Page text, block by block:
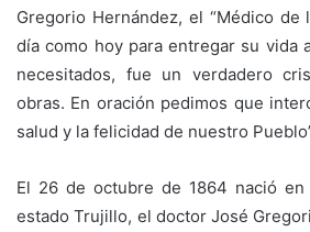
Gregorio Hernández, el “Médico de
día como hoy para entregar su vida
necesitados, fue un verdadero
obras. En oración pedimos que
salud y la felicidad de nuestro
El 26 de octubre de 1864 nació
estado Trujillo, el doctor José